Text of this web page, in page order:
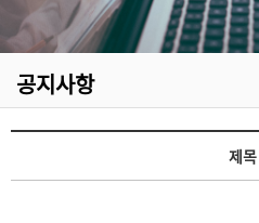
공지사항
제목